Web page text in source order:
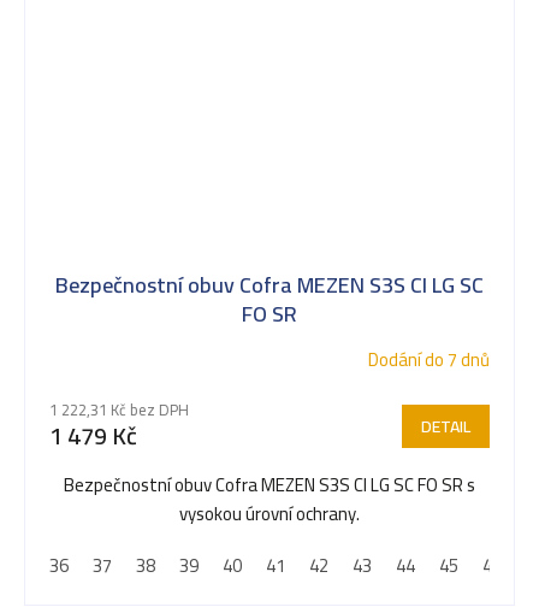
Bezpečnostní obuv Cofra MEZEN S3S CI LG SC
FO SR
Dodání do 7 dnů
1 222,31 Kč bez DPH
1 479 Kč DETAIL
Bezpečnostní obuv Cofra MEZEN S3S CI LG SC FO SR s
vysokou úrovní ochrany.
36
37 38 39 40 41 42 43 44 45 46